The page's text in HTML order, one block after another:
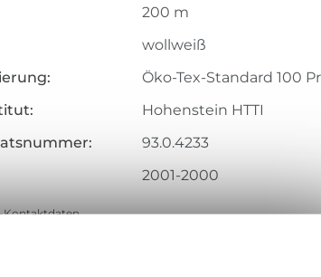
200 m
wollweiß
Öko-Tex-Standard 100
Hohenstein HTTI
93.0.4233
2001-2000
Kontaktdaten